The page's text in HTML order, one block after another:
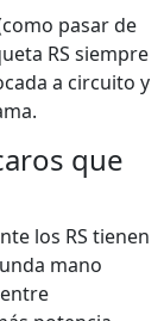
pasar de
RS siempre
a circuito y
que
los RS tienen
mano